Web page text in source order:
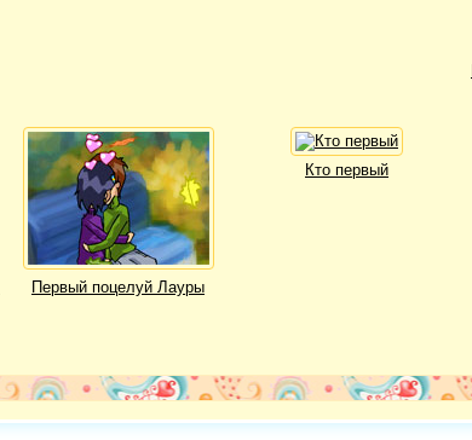
Первый поцелуй Лауры
Кто первый